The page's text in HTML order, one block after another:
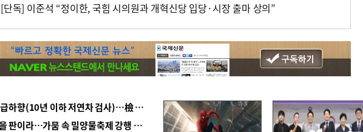
[단독] 이준석 “정이한, 국힘 시의원과 개혁신당 입당·시장 출마 상의”
■ 검사 신분 버리고 직급하향(10년 이하 저연차 검사)…檢 중수청행 기피
■ 지역 상권도 말라죽을 판이라…가뭄 속 밀양물축제 강행 논란